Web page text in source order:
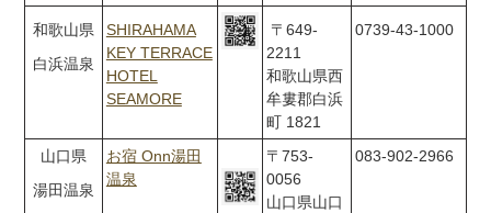
和歌山県
白浜温泉
SHIRAHAMA
KEY TERRACE
HOTEL
SEAMORE
〒649-
2211
和歌山県西
牟婁郡白浜
町 1821
0739-43-1000
山口県
湯田温泉
お宿 Onn湯田
温泉
〒753-
0056
山口県山口
083-902-2966